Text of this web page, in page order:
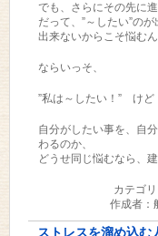
でも、さらにその先に
だって、”～したい”の
出来ないからこそ悩むん
ならいっそ、
”私は～したい！” けど
自分がしたい事を、自
わるのか、
どうせ同じ悩むなら、
カテゴリ
作成者：
ストレスを溜め込む